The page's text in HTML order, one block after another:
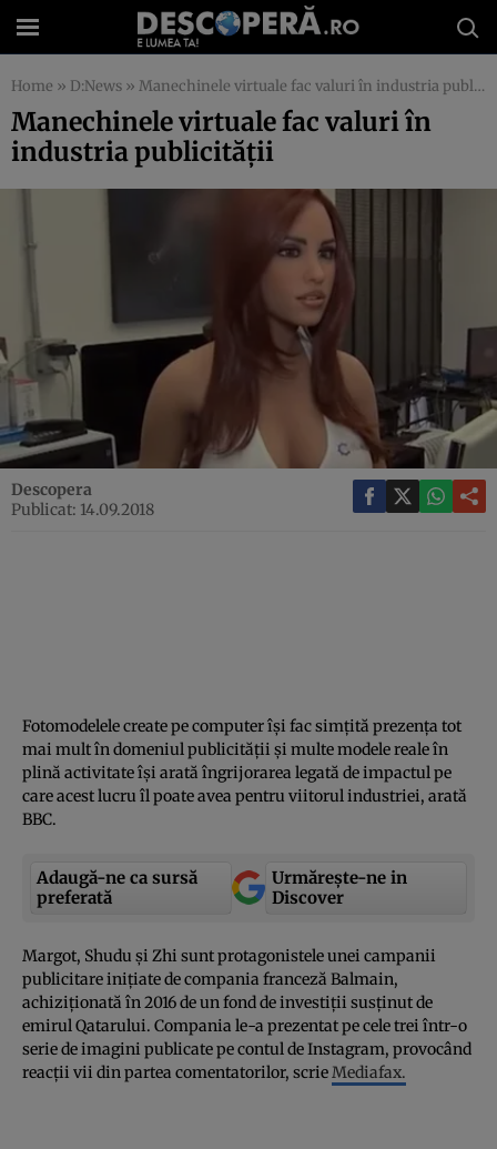
Home » D:News » Manechinele virtuale fac valuri în industria publicităţii
Manechinele virtuale fac valuri în
industria publicităţii
Descopera
Publicat: 14.09.2018
Fotomodelele create pe computer îşi fac simţită prezenţa tot
mai mult în domeniul publicităţii şi multe modele reale în
plină activitate îşi arată îngrijorarea legată de impactul pe
care acest lucru îl poate avea pentru viitorul industriei, arată
BBC.
Adaugă-ne ca sursă
preferată
Urmărește-ne in
Discover
Margot, Shudu şi Zhi sunt protagonistele unei campanii
publicitare iniţiate de compania franceză Balmain,
achiziţionată în 2016 de un fond de investiţii susţinut de
emirul Qatarului. Compania le-a prezentat pe cele trei într-o
serie de imagini publicate pe contul de Instagram, provocând
reacţii vii din partea comentatorilor, scrieMediafax.